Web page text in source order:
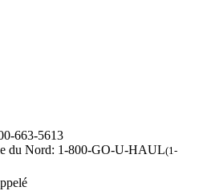
663-5613
du Nord: 1-800-GO-U-HAUL(1-